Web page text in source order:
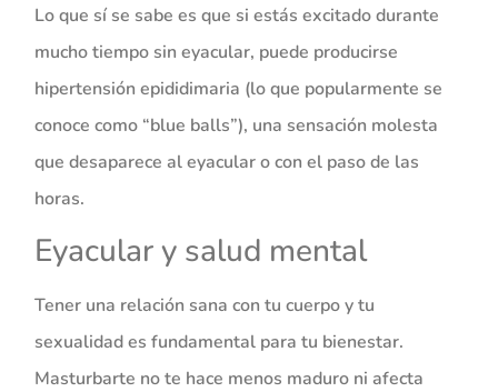
Lo que sí se sabe es que si estás excitado durante
mucho tiempo sin eyacular, puede producirse
hipertensión epididimaria (lo que popularmente se
conoce como “blue balls”), una sensación molesta
que desaparece al eyacular o con el paso de las
horas.
Eyacular y salud mental
Tener una relación sana con tu cuerpo y tu
sexualidad es fundamental para tu bienestar.
Masturbarte no te hace menos maduro ni afecta